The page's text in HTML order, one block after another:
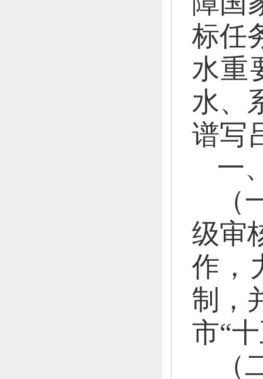
标任
水重
水、
谱写
一
（
级审
作，
制，
市“